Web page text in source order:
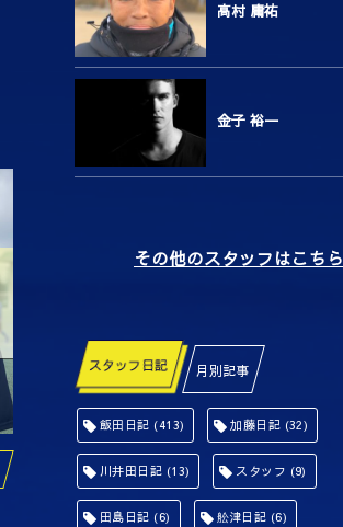
高村 庸祐
金子 裕一
その他のスタッフはこちら
スタッフ日記 月別記事
飯田日記 (413) 加藤日記 (32)
川井田日記 (13) スタッフ (9)
田島日記 (6) 舩津日記 (6)